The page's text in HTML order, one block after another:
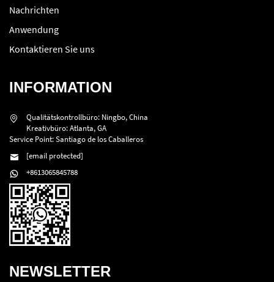
Nachrichten
Anwendung
Kontaktieren Sie uns
INFORMATION
Qualitätskontrollbüro: Ningbo, China
Kreativbüro: Atlanta, GA
Service Point: Santiago de los Caballeros
[email protected]
+8613065845788
NEWSLETTER